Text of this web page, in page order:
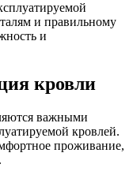
и правильному
и
кровли
важными
кровлей.
проживание,